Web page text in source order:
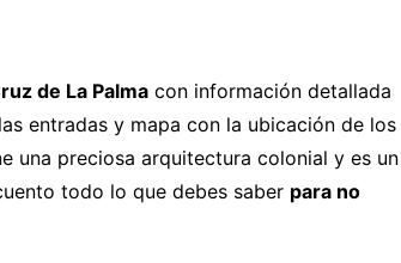
Tanzania
-5% Seguro Intermundial
Buscador de vuelos
Tours en español
de La Palma con información detallada
entradas y mapa con la ubicación de los
una preciosa arquitectura colonial y es un
todo lo que debes saber para no